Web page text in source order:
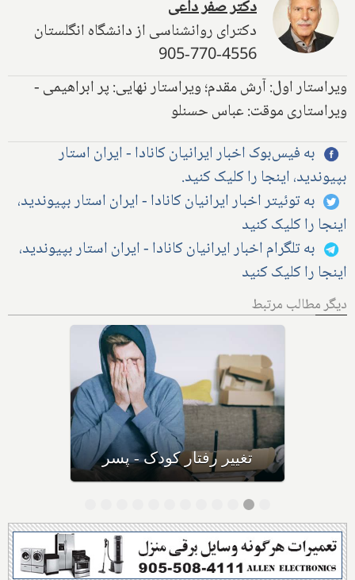
دکتر صفر داعی
دکترای روانشناسی از دانشگاه انگلستان
905-770-4556
ویراستار اول: آرش مقدم؛ ویراستار نهایی: پر ابراهیمی -
ویراستاری موقت: عباس حسنلو
به فیس‌بوک اخبار ایرانیان کانادا - ایران استار
بپیوندید، اینجا را کلیک کنید.
به توئیتر اخبار ایرانیان کانادا - ایران استار بپیوندید،
اینجا را کلیک کنید
به تلگرام اخبار ایرانیان کانادا - ایران استار بپیوندید،
اینجا را کلیک کنید
دیگر مطالب مرتبط
کودکان خشمگین